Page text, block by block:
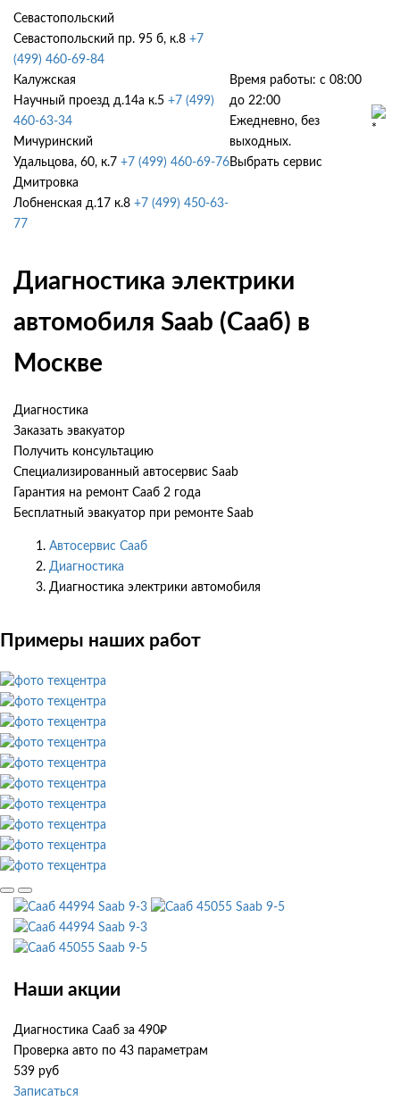
Севастопольский
Севастопольский пр. 95 б, к.8 +7
(499) 460-69-84
Калужская
Научный проезд д.14а к.5 +7 (499)
460-63-34
Мичуринский
Удальцова, 60, к.7 +7 (499) 460-69-76
Дмитровка
Лобненская д.17 к.8 +7 (499) 450-63-
77
Время работы: с 08:00
до 22:00
Ежедневно, без
выходных.
Выбрать сервис
Диагностика электрики
автомобиля Saab (Сааб) в
Москве
Диагностика
Заказать эвакуатор
Получить консультацию
Специализированный автосервис Saab
Гарантия на ремонт Сааб 2 года
Бесплатный эвакуатор при ремонте Saab
Автосервис Сааб
Диагностика
Диагностика электрики автомобиля
Примеры наших работ
Saab 9-3
Saab 9-5
Saab 9-3
Saab 9-5
Наши акции
Диагностика Сааб за 490₽
Проверка авто по 43 параметрам
539 руб
Записаться